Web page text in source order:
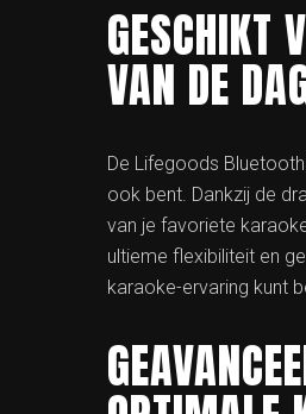
GESCHIKT
VAN DE
De Lifegoods
ook bent. Dankzij de
van je favoriete
ultieme flexibiliteit en
karaoke-ervaring kunt